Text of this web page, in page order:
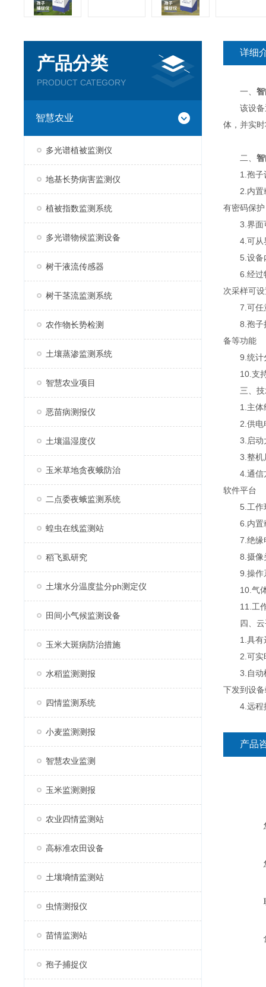
产品分类
PRODUCT CATEGORY
智慧农业
多光谱植被监测仪
地基长势病害监测仪
植被指数监测系统
多光谱物候监测设备
树干液流传感器
树干茎流监测系统
农作物长势检测
土壤蒸渗监测系统
智慧农业项目
恶苗病测报仪
土壤温湿度仪
玉米草地贪夜蛾防治
二点委夜蛾监测系统
蝗虫在线监测站
稻飞虱研究
土壤水分温度盐分ph测定仪
田间小气候监测设备
玉米大斑病防治措施
水稻监测测报
四情监测系统
小麦监测测报
智慧农业监测
玉米监测测报
农业四情监测站
高标准农田设备
土壤墒情监测站
虫情测报仪
苗情监测站
孢子捕捉仪
详细
一、
该设备通
体，并实
二、
1.孢子设
2.内置载
有密码保
3.界面可
4.可从界
5.设备内
6.经过特
次采样可
7.可任意
8.孢子捕
备等功能
9.统计分
10.支持
三、技
1.主体
2.供电电
3.启动大
3.整机尺
4.通信方
软件平台
5.工作环
6.内置载
7.绝缘
8.摄像
9.操作
10.气体
11.工作
四、云
1.具有远
2.可实时
3.自动模
下发到设
4.远程控
产品